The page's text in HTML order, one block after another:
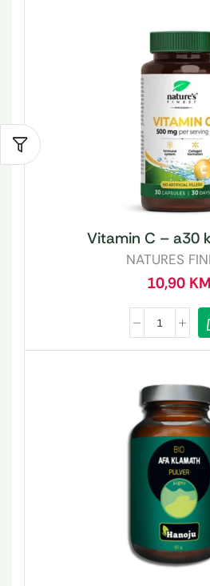
Vitamin C – a30
NATURES
10,90 KM